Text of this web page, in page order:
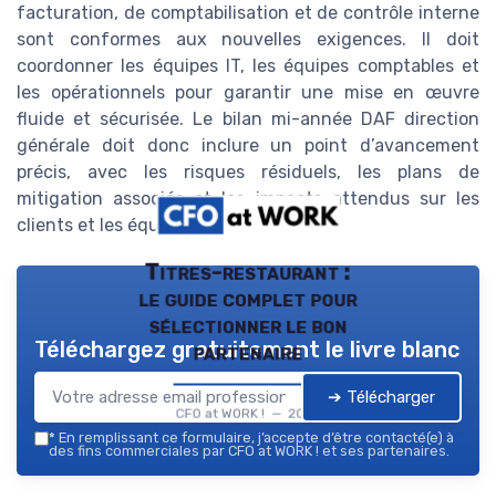
facturation, de comptabilisation et de contrôle interne
sont conformes aux nouvelles exigences. Il doit
coordonner les équipes IT, les équipes comptables et
les opérationnels pour garantir une mise en œuvre
fluide et sécurisée. Le bilan mi-année DAF direction
générale doit donc inclure un point d’avancement
précis, avec les risques résiduels, les plans de
mitigation associés et les impacts attendus sur les
clients et les équipes.
Titres-restaurant :
le guide complet pour
sélectionner le bon
partenaire
CFO at WORK ! — 2026
Téléchargez gratuitement le livre blanc
➔ Télécharger
* En remplissant ce formulaire, j’accepte d’être contacté(e) à
des fins commerciales par CFO at WORK ! et ses partenaires.